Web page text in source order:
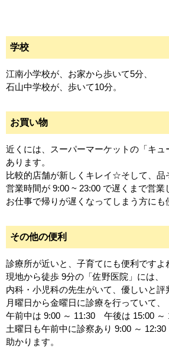
学校
江南小学校が、お家から歩いて5分、
石山中学校が、歩いて10分。
お買い物
近くには、スーパーマーケットの「キ
あります。
比較的店舗が新しくキレイ☆そして、品
営業時間が 9:00 ~ 23:00 で遅くまで営業
お仕事で帰りが遅くなってしまう方にも
その他の便利
診療所が近いと、子育てにも便利ですよ
現地から徒歩 9分の「佐野医院」には、
内科・小児科の先生がいて、優しいと評
月曜日から金曜日に診療を行っていて、
午前中は 9:00 ～ 11:30 午後は 15:00 ～
土曜日も午前中に診察あり 9:00 ～ 12:30
助かります。